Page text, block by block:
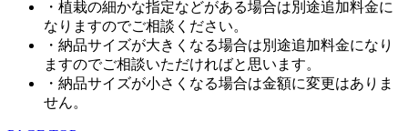
・植栽の細かな指定などがある場合は別途追加料金に
なりますのでご相談ください。
・納品サイズが大きくなる場合は別途追加料金になり
ますのでご相談いただければと思います。
・納品サイズが小さくなる場合は金額に変更はありま
せん。